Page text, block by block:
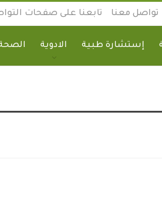
تواصل معنا تابعنا على صفحات
إستشارة طبية الادوية